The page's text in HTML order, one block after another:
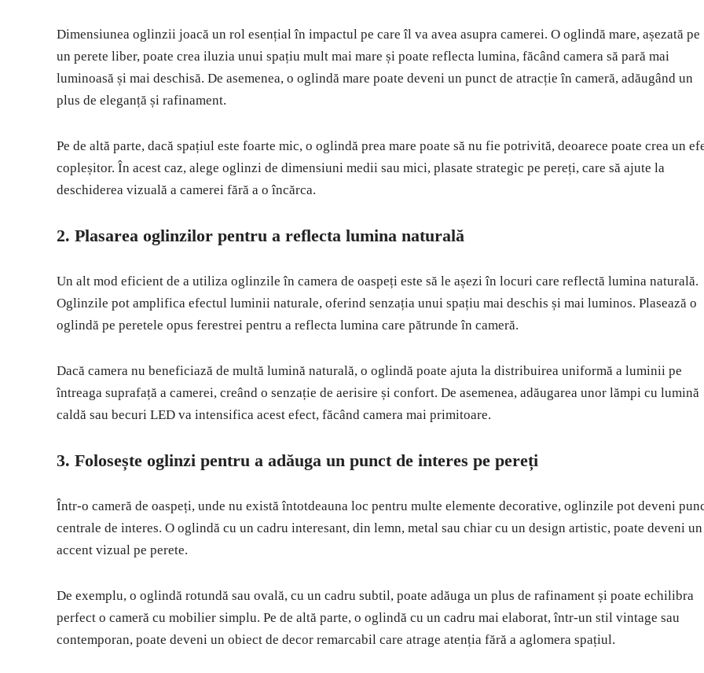
Dimensiunea oglinzii joacă un rol esențial în impactul pe care îl va avea asupra camerei. O oglindă mare, așezată pe
un perete liber, poate crea iluzia unui spațiu mult mai mare și poate reflecta lumina, făcând camera să pară mai
luminoasă și mai deschisă. De asemenea, o oglindă mare poate deveni un punct de atracție în cameră, adăugând un
plus de eleganță și rafinament.
Pe de altă parte, dacă spațiul este foarte mic, o oglindă prea mare poate să nu fie potrivită, deoarece poate crea un
copleșitor. În acest caz, alege oglinzi de dimensiuni medii sau mici, plasate strategic pe pereți, care să ajute la
deschiderea vizuală a camerei fără a o încărca.
2. Plasarea oglinzilor pentru a reflecta lumina naturală
Un alt mod eficient de a utiliza oglinzile în camera de oaspeți este să le așezi în locuri care reflectă lumina naturală.
Oglinzile pot amplifica efectul luminii naturale, oferind senzația unui spațiu mai deschis și mai luminos. Plasează o
oglindă pe peretele opus ferestrei pentru a reflecta lumina care pătrunde în cameră.
Dacă camera nu beneficiază de multă lumină naturală, o oglindă poate ajuta la distribuirea uniformă a luminii pe
întreaga suprafață a camerei, creând o senzație de aerisire și confort. De asemenea, adăugarea unor lămpi cu lumină
caldă sau becuri LED va intensifica acest efect, făcând camera mai primitoare.
3. Folosește oglinzi pentru a adăuga un punct de interes pe pereți
Într-o cameră de oaspeți, unde nu există întotdeauna loc pentru multe elemente decorative, oglinzile pot deveni
centrale de interes. O oglindă cu un cadru interesant, din lemn, metal sau chiar cu un design artistic, poate deveni un
accent vizual pe perete.
De exemplu, o oglindă rotundă sau ovală, cu un cadru subtil, poate adăuga un plus de rafinament și poate echilibra
perfect o cameră cu mobilier simplu. Pe de altă parte, o oglindă cu un cadru mai elaborat, într-un stil vintage sau
contemporan, poate deveni un obiect de decor remarcabil care atrage atenția fără a aglomera spațiul.